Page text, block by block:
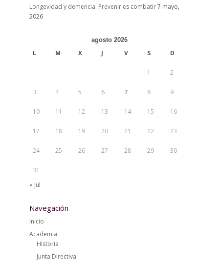
Longevidad y demencia. Prevenir es combatir7 mayo,
2026
agosto 2026
L M X J V S D
1 2
3 4 5 6 7 8 9
10 11 12 13 14 15 16
17 18 19 20 21 22 23
24 25 26 27 28 29 30
31
« Jul
Navegación
Inicio
Academia
Historia
Junta Directiva